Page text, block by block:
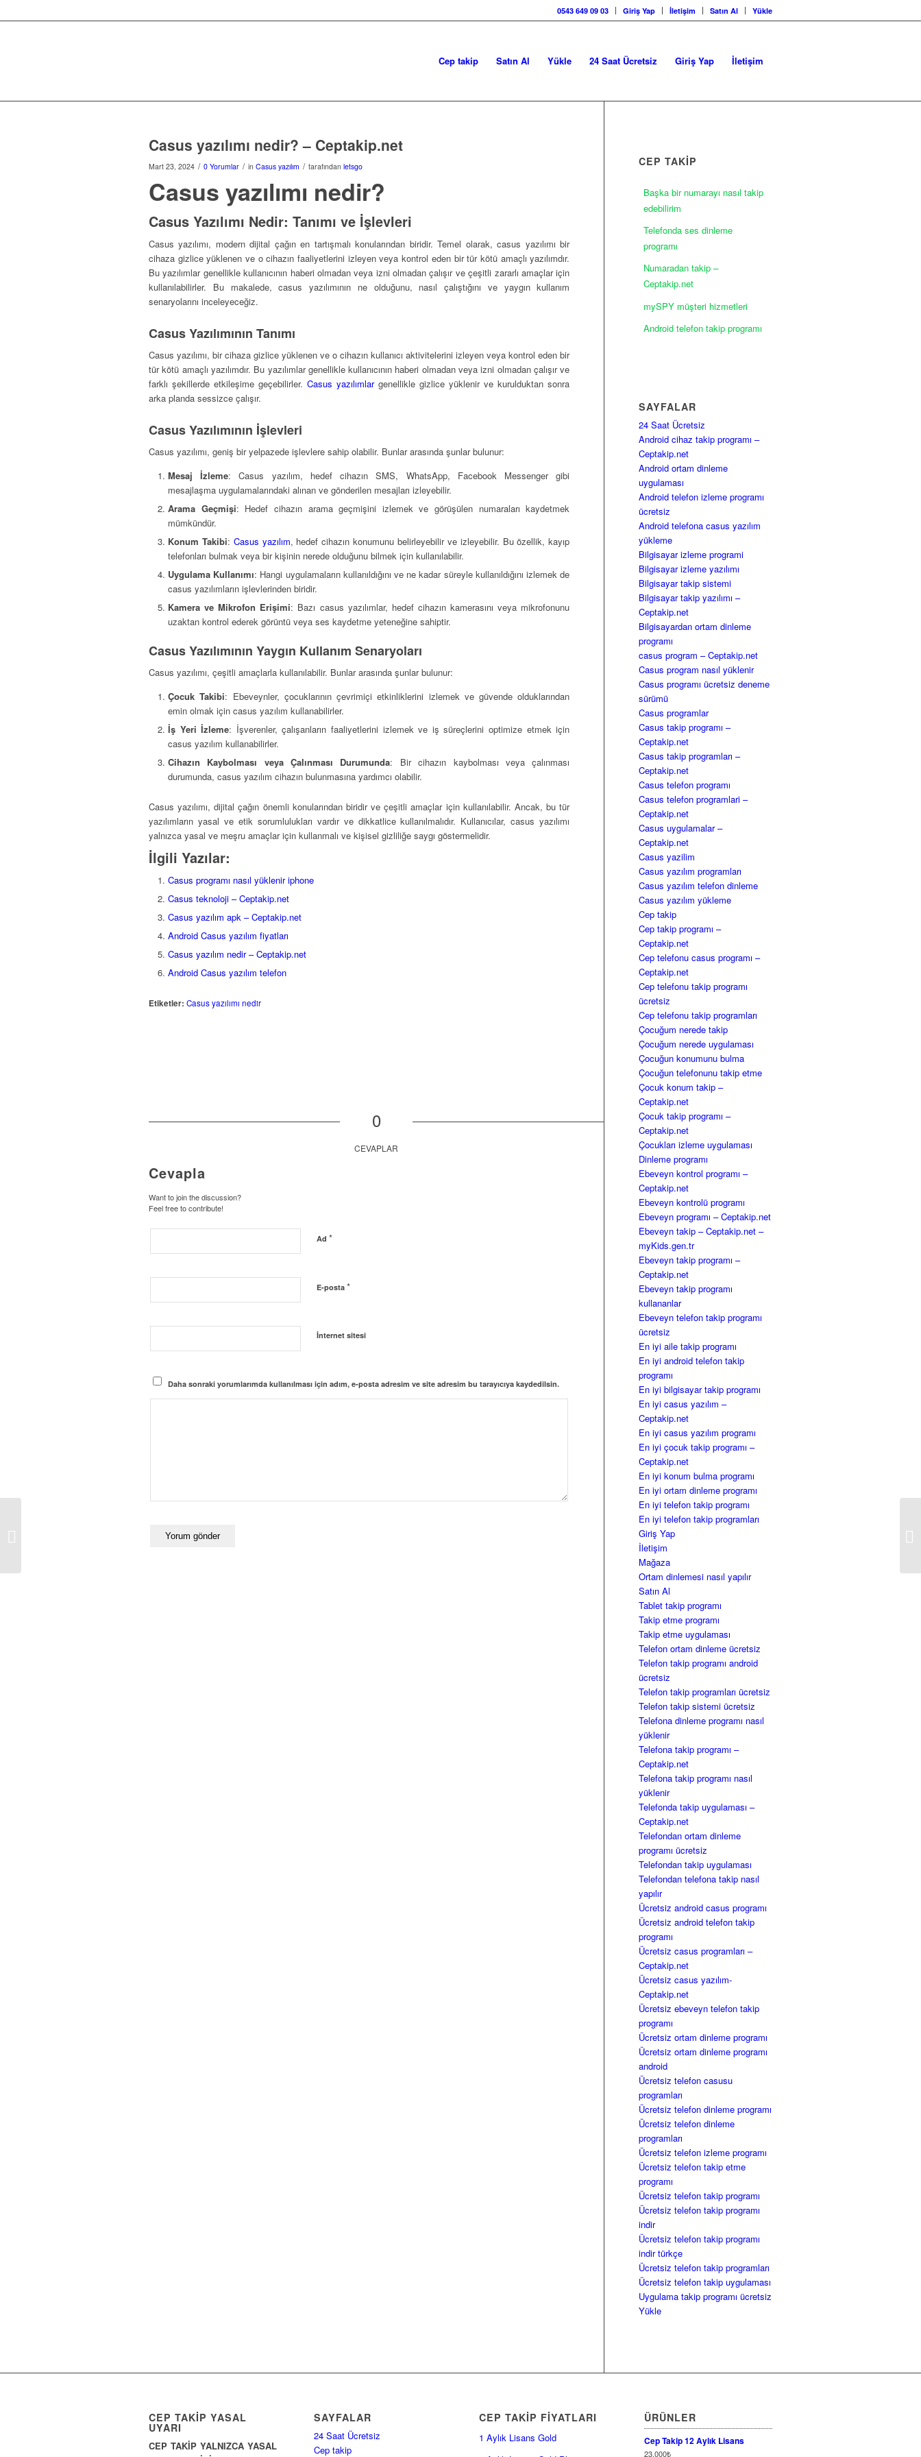
0543 649 09 03 Giriş Yap İletişim Satın Al Yükle
Cep takip Satın Al Yükle 24 Saat Ücretsiz Giriş Yap İletişim
Casus yazılımı nedir? – Ceptakip.net
Mart 23, 2024 / 0 Yorumlar / in Casus yazılım / tarafından letsgo
Casus yazılımı nedir?
Casus Yazılımı Nedir: Tanımı ve İşlevleri
Casus yazılımı, modern dijital çağın en tartışmalı konularından biridir. Temel olarak, casus yazılımı bir
cihaza gizlice yüklenen ve o cihazın faaliyetlerini izleyen veya kontrol eden bir tür kötü amaçlı yazılımdır.
Bu yazılımlar genellikle kullanıcının haberi olmadan veya izni olmadan çalışır ve çeşitli zararlı amaçlar için
kullanılabilirler. Bu makalede, casus yazılımının ne olduğunu, nasıl çalıştığını ve yaygın kullanım
senaryolarını inceleyeceğiz.
Casus Yazılımının Tanımı
Casus yazılımı, bir cihaza gizlice yüklenen ve o cihazın kullanıcı aktivitelerini izleyen veya kontrol eden bir
tür kötü amaçlı yazılımdır. Bu yazılımlar genellikle kullanıcının haberi olmadan veya izni olmadan çalışır ve
farklı şekillerde etkileşime geçebilirler.Casus yazılımlargenellikle gizlice yüklenir ve kurulduktan sonra
arka planda sessizce çalışır.
Casus Yazılımının İşlevleri
Casus yazılımı, geniş bir yelpazede işlevlere sahip olabilir. Bunlar arasında şunlar bulunur:
Mesaj İzleme: Casus yazılım, hedef cihazın SMS, WhatsApp, Facebook Messenger gibi
mesajlaşma uygulamalarındaki alınan ve gönderilen mesajları izleyebilir.
Arama Geçmişi: Hedef cihazın arama geçmişini izlemek ve görüşülen numaraları kaydetmek
mümkündür.
Konum Takibi: Casus yazılım, hedef cihazın konumunu belirleyebilir ve izleyebilir. Bu özellik, kayıp
telefonları bulmak veya bir kişinin nerede olduğunu bilmek için kullanılabilir.
Uygulama Kullanımı: Hangi uygulamaların kullanıldığını ve ne kadar süreyle kullanıldığını izlemek de
casus yazılımların işlevlerinden biridir.
Kamera ve Mikrofon Erişimi: Bazı casus yazılımlar, hedef cihazın kamerasını veya mikrofonunu
uzaktan kontrol ederek görüntü veya ses kaydetme yeteneğine sahiptir.
Casus Yazılımının Yaygın Kullanım Senaryoları
Casus yazılımı, çeşitli amaçlarla kullanılabilir. Bunlar arasında şunlar bulunur:
Çocuk Takibi: Ebeveynler, çocuklarının çevrimiçi etkinliklerini izlemek ve güvende olduklarından
emin olmak için casus yazılım kullanabilirler.
İş Yeri İzleme: İşverenler, çalışanların faaliyetlerini izlemek ve iş süreçlerini optimize etmek için
casus yazılım kullanabilirler.
Cihazın Kaybolması veya Çalınması Durumunda: Bir cihazın kaybolması veya çalınması
durumunda, casus yazılım cihazın bulunmasına yardımcı olabilir.
Casus yazılımı, dijital çağın önemli konularından biridir ve çeşitli amaçlar için kullanılabilir. Ancak, bu tür
yazılımların yasal ve etik sorumlulukları vardır ve dikkatlice kullanılmalıdır. Kullanıcılar, casus yazılımı
yalnızca yasal ve meşru amaçlar için kullanmalı ve kişisel gizliliğe saygı göstermelidir.
İlgili Yazılar:
Casus programı nasıl yüklenir iphone
Casus teknoloji – Ceptakip.net
Casus yazılım apk – Ceptakip.net
Android Casus yazılım fiyatları
Casus yazılım nedir – Ceptakip.net
Android Casus yazılım telefon
Etiketler: Casus yazılımı nedir
0
CEVAPLAR
Cevapla
Want to join the discussion?
Feel free to contribute!
Ad *
E-posta *
İnternet sitesi
Daha sonraki yorumlarımda kullanılması için adım, e-posta adresim ve site adresim bu tarayıcıya kaydedilsin.
CEP TAKİP
Başka bir numarayı nasıl takip
edebilirim
Telefonda ses dinleme
programı
Numaradan takip –
Ceptakip.net
mySPY müşteri hizmetleri
Android telefon takip programı
SAYFALAR
24 Saat Ücretsiz
Android cihaz takip programı –
Ceptakip.net
Android ortam dinleme
uygulaması
Android telefon izleme programı
ücretsiz
Android telefona casus yazılım
yükleme
Bilgisayar izleme programi
Bilgisayar izleme yazılımı
Bilgisayar takip sistemi
Bilgisayar takip yazılımı –
Ceptakip.net
Bilgisayardan ortam dinleme
programı
casus program – Ceptakip.net
Casus program nasıl yüklenir
Casus programı ücretsiz deneme
sürümü
Casus programlar
Casus takip programı –
Ceptakip.net
Casus takip programları –
Ceptakip.net
Casus telefon programı
Casus telefon programlari –
Ceptakip.net
Casus uygulamalar –
Ceptakip.net
Casus yazilim
Casus yazılım programları
Casus yazılım telefon dinleme
Casus yazılım yükleme
Cep takip
Cep takip programı –
Ceptakip.net
Cep telefonu casus programı –
Ceptakip.net
Cep telefonu takip programı
ücretsiz
Cep telefonu takip programları
Çocuğum nerede takip
Çocuğum nerede uygulaması
Çocuğun konumunu bulma
Çocuğun telefonunu takip etme
Çocuk konum takip –
Ceptakip.net
Çocuk takip programı –
Ceptakip.net
Çocukları izleme uygulaması
Dinleme programı
Ebeveyn kontrol programı –
Ceptakip.net
Ebeveyn kontrolü programı
Ebeveyn programı – Ceptakip.net
Ebeveyn takip – Ceptakip.net –
myKids.gen.tr
Ebeveyn takip programı –
Ceptakip.net
Ebeveyn takip programı
kullananlar
Ebeveyn telefon takip programı
ücretsiz
En iyi aile takip programı
En iyi android telefon takip
programı
En iyi bilgisayar takip programı
En iyi casus yazılım –
Ceptakip.net
En iyi casus yazılım programı
En iyi çocuk takip programı –
Ceptakip.net
En iyi konum bulma programı
En iyi ortam dinleme programı
En iyi telefon takip programı
En iyi telefon takip programları
Giriş Yap
İletişim
Mağaza
Ortam dinlemesi nasıl yapılır
Satın Al
Tablet takip programı
Takip etme programı
Takip etme uygulaması
Telefon ortam dinleme ücretsiz
Telefon takip programı android
ücretsiz
Telefon takip programları ücretsiz
Telefon takip sistemi ücretsiz
Telefona dinleme programı nasıl
yüklenir
Telefona takip programı –
Ceptakip.net
Telefona takip programı nasıl
yüklenir
Telefonda takip uygulaması –
Ceptakip.net
Telefondan ortam dinleme
programı ücretsiz
Telefondan takip uygulaması
Telefondan telefona takip nasıl
yapılır
Ücretsiz android casus programı
Ücretsiz android telefon takip
programı
Ücretsiz casus programları –
Ceptakip.net
Ücretsiz casus yazılım-
Ceptakip.net
Ücretsiz ebeveyn telefon takip
programı
Ücretsiz ortam dinleme programı
Ücretsiz ortam dinleme programı
android
Ücretsiz telefon casusu
programları
Ücretsiz telefon dinleme programı
Ücretsiz telefon dinleme
programları
Ücretsiz telefon izleme programı
Ücretsiz telefon takip etme
programı
Ücretsiz telefon takip programı
Ücretsiz telefon takip programı
indir
Ücretsiz telefon takip programı
indir türkçe
Ücretsiz telefon takip programları
Ücretsiz telefon takip uygulaması
Uygulama takip programı ücretsiz
Yükle
CEP TAKİP YASAL
UYARI
CEP TAKİP YALNIZCA YASAL
SAYFALAR
24 Saat Ücretsiz
Cep takip
CEP TAKİP FİYATLARI
1 Aylık Lisans Gold
ÜRÜNLER
Cep Takip 12 Aylık Lisans
23,000₺